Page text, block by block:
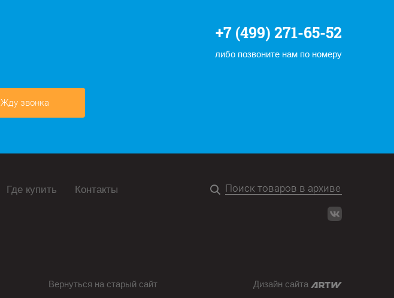
+7 (499) 271-65-52
либо позвоните нам по номеру
Жду звонка
Где купить Контакты
Вернуться на старый сайт Дизайн сайта